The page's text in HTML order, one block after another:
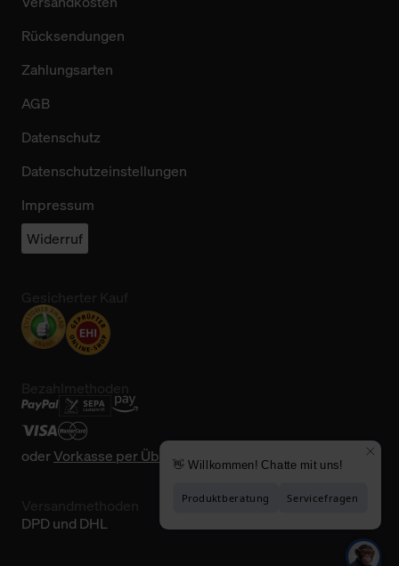
Rücksendungen
Zahlungsarten
AGB
Datenschutz
Datenschutzeinstellungen
Impressum
Widerruf
oderVorkasse per Überweisung
DPD und DHL